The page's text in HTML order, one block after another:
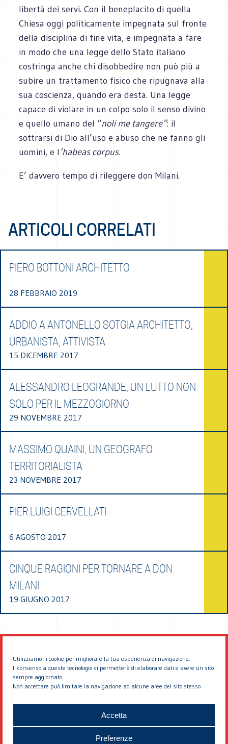
Utilizziamo i cookie per migliorare la tua esperienza di navigazione.
Il consenso a queste tecnologie ci permetterà di elaborare dati e avere un sito
sempre aggiornato.
Non accettare può limitare la navigazione ad alcune aree del sito stesso.
Accetta
Preferenze
libertà dei servi. Con il beneplacito di quella
Chiesa oggi politicamente impegnata sul fronte
della disciplina di fine vita, e impegnata a fare
in modo che una legge dello Stato italiano
costringa anche chi disobbedire non può più a
subire un trattamento fisico che ripugnava alla
sua coscienza, quando era desta. Una legge
capace di violare in un colpo solo il senso divino
e quello umano del “noli me tangere”: il
sottrarsi di Dio all’uso e abuso che ne fanno gli
uomini, e l ’habeas corpus.
E’ davvero tempo di rileggere don Milani.
ARTICOLI CORRELATI
PIERO BOTTONI ARCHITETTO
28 FEBBRAIO 2019
ADDIO A ANTONELLO SOTGIA ARCHITETTO,
URBANISTA, ATTIVISTA
15 DICEMBRE 2017
ALESSANDRO LEOGRANDE, UN LUTTO NON
SOLO PER IL MEZZOGIORNO
29 NOVEMBRE 2017
MASSIMO QUAINI, UN GEOGRAFO
TERRITORIALISTA
23 NOVEMBRE 2017
PIER LUIGI CERVELLATI
6 AGOSTO 2017
CINQUE RAGIONI PER TORNARE A DON
MILANI
19 GIUGNO 2017
© 2026 EDDYBURG